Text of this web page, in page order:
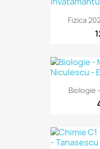
Fizica
Biologie